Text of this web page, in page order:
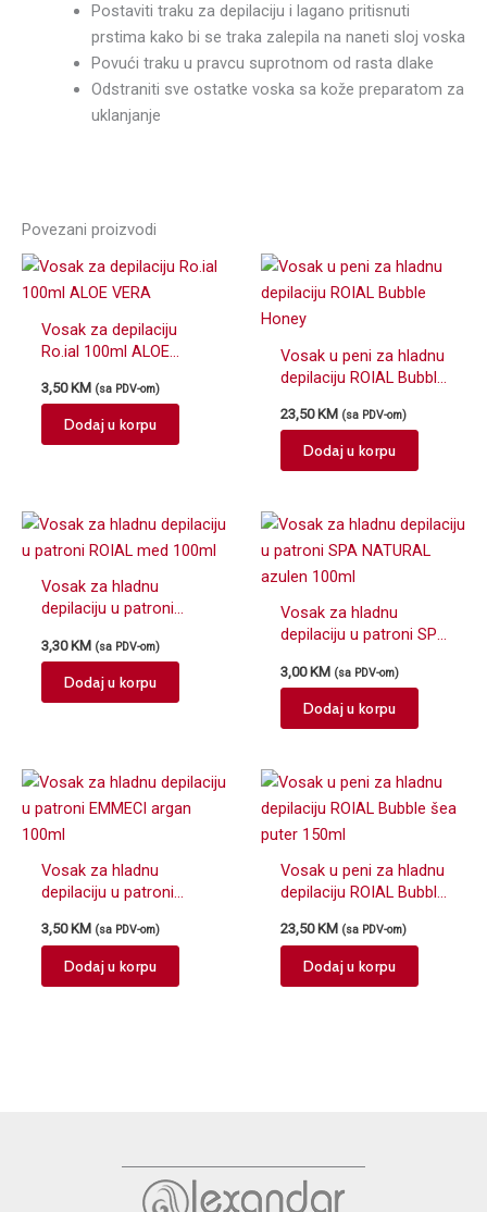
Postaviti traku za depilaciju i lagano pritisnuti
prstima kako bi se traka zalepila na naneti sloj voska
Povući traku u pravcu suprotnom od rasta dlake
Odstraniti sve ostatke voska sa kože preparatom za
uklanjanje
Povezani proizvodi
Vosak za depilaciju
Ro.ial 100ml ALOE
3,50KM (sa PDV-om)
Dodaj u korpu
Vosak u peni za hladnu
depilaciju ROIAL Bubble
23,50KM (sa PDV-om)
Dodaj u korpu
Vosak za hladnu
depilaciju u patroni
3,30KM (sa PDV-om)
Dodaj u korpu
Vosak za hladnu
depilaciju u patroni SPA
100ml
3,00KM (sa PDV-om)
Dodaj u korpu
Vosak za hladnu
depilaciju u patroni
3,50 KM (sa PDV-om)
Dodaj u korpu
Vosak u peni za hladnu
depilaciju ROIAL Bubble
23,50 KM (sa PDV-om)
Dodaj u korpu